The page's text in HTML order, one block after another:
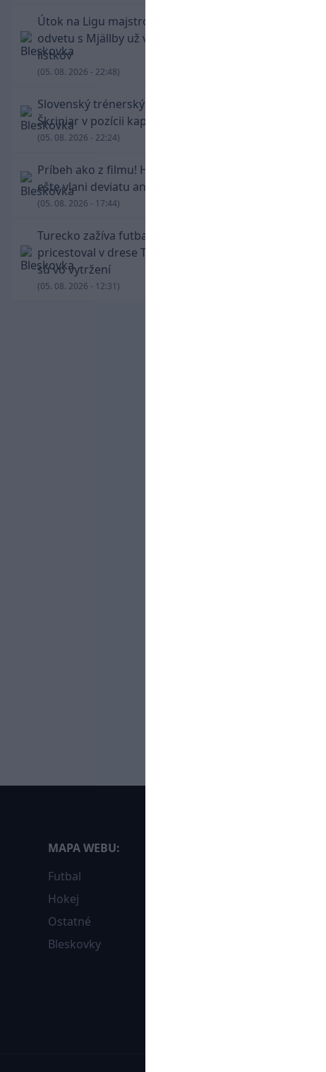
Útok na Ligu majstrov láka! Slovan hlási na
odvetu s Mjällby už viac ako 13-tisíc predaných
lístkov
(05. 08. 2026 - 22:48)
Slovenský trénerský súboj pre Borbélyho,
Škriniar v pozícii kapitána potiahol Fenerbahce
(05. 08. 2026 - 22:24)
Príbeh ako z filmu! Hrdina Slovana Kianga hral
ešte vlani deviatu anglickú ligu
(05. 08. 2026 - 17:44)
Turecko zažíva futbalové šialenstvo! Salah
pricestoval v drese Trabzonsporu, fanúšikovia
sú vo vytržení
(05. 08. 2026 - 12:31)
MAPA WEBU:
Futbal
Hokej
Ostatné
Bleskovky